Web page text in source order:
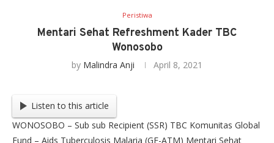
Peristiwa
Mentari Sehat Refreshment Kader TBC
Wonosobo
by Malindra Anji April 8, 2021
Listen to this article
WONOSOBO – Sub sub Recipient (SSR) TBC Komunitas Global
Fund – Aids Tuberculosis Malaria (GF-ATM) Mentari Sehat